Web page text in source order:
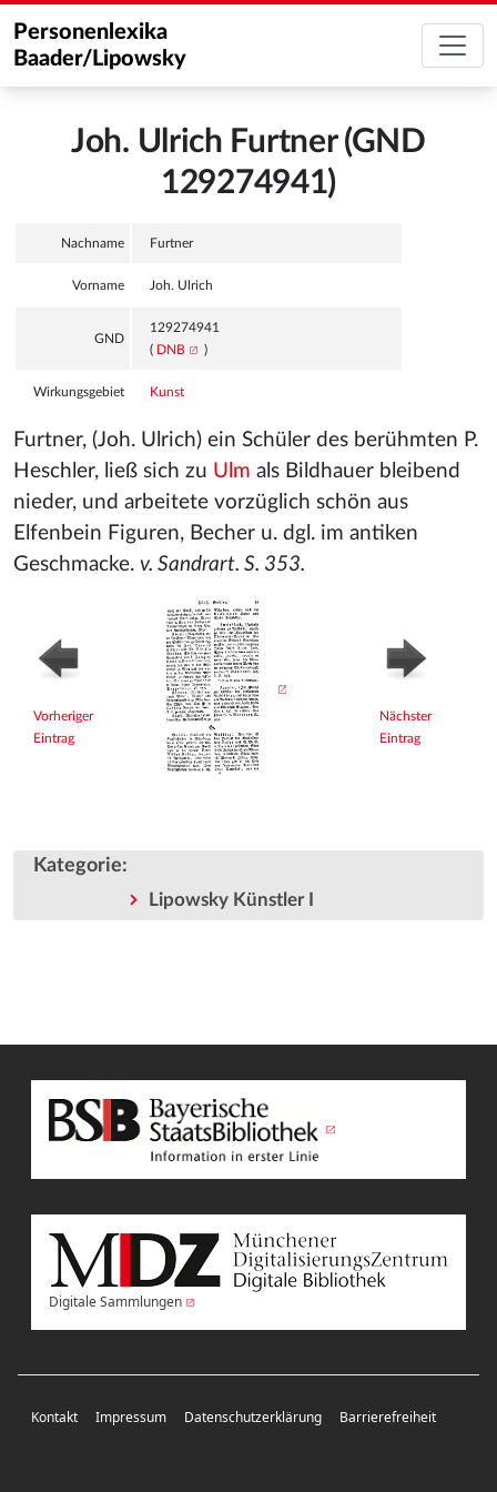
Personenlexika
Baader/Lipowsky
Joh. Ulrich Furtner (GND
129274941)
Nachname Furtner
Vorname Joh. Ulrich
GND
129274941
( DNB )
Wirkungsgebiet Kunst
Furtner, (Joh. Ulrich) ein Schüler des berühmten P.
Heschler, ließ sich zu Ulm als Bildhauer bleibend
nieder, und arbeitete vorzüglich schön aus
Elfenbein Figuren, Becher u. dgl. im antiken
Geschmacke. v. Sandrart. S. 353.
Vorheriger
Eintrag
Nächster
Eintrag
Kategorie:
Lipowsky Künstler I
Digitale Sammlungen
Kontakt Impressum Datenschutzerklärung Barrierefreiheit